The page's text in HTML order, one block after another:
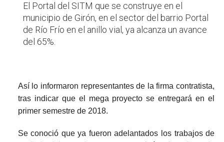
El Portal del SITM que se construye en el
municipio de Girón, en el sector del barrio Portal
de Río Frío en el anillo vial, ya alcanza un avance
del 65%.
Así lo informaron representantes de la firma contratista,
tras indicar que el mega proyecto se entregará en el
primer semestre de 2018.
Se conoció que ya fueron adelantados los trabajos de